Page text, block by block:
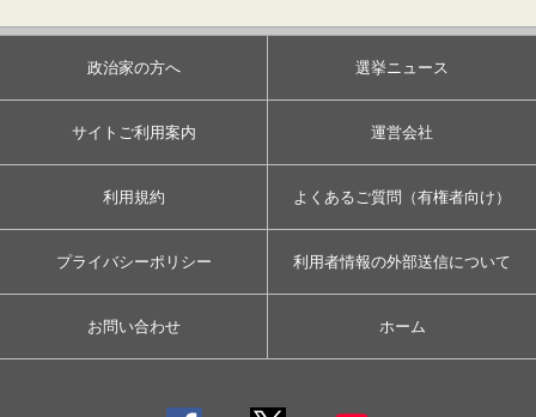
政治家の方へ 選挙ニュース
サイトご利用案内 運営会社
利用規約 よくあるご質問（有権者向け）
プライバシーポリシー 利用者情報の外部送信について
お問い合わせ ホーム